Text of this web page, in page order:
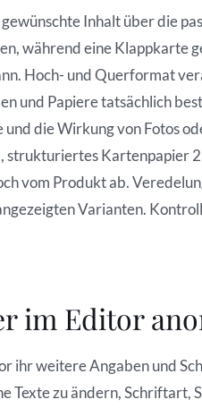
Inhalt über die
während eine Klappkarte
Hoch- und Querformat
und Papiere tatsächlich
die Wirkung von Fotos
strukturiertes Kartenpapier
vom Produkt ab.
Varianten.
im Editor
ihr weitere Angaben und
Texte zu ändern, Schriftart,